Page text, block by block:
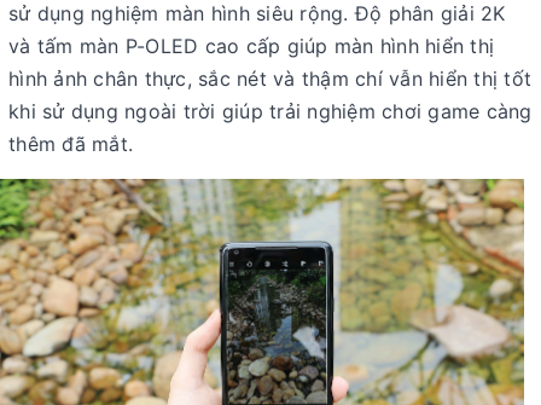
sử dụng nghiệm màn hình siêu rộng. Độ phân giải 2K
và tấm màn P-OLED cao cấp giúp màn hình hiển thị
hình ảnh chân thực, sắc nét và thậm chí vẫn hiển thị tốt
khi sử dụng ngoài trời giúp trải nghiệm chơi game càng
thêm đã mắt.